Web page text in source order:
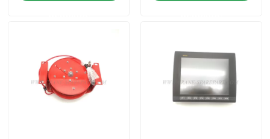
Demande de soumission
Pièces de rechange de grue